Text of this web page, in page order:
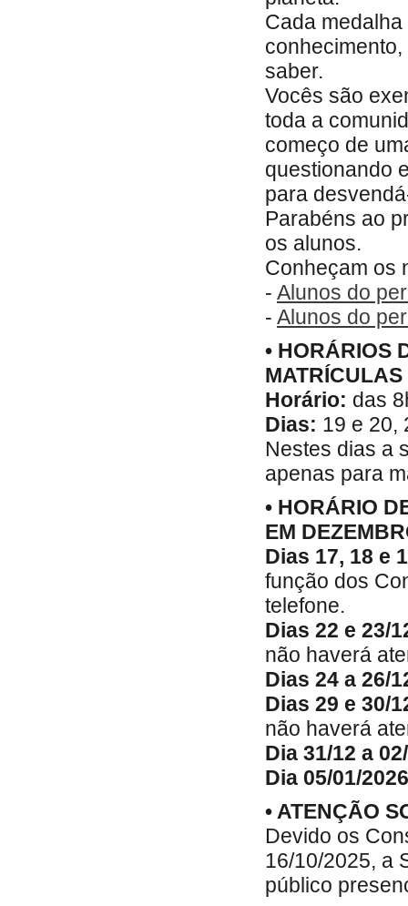
Cada
saber.
Vocês são
toda a
começo de
questionando
para
Parabéns ao
os alunos.
Conheçam os
- Alunos do
- Alunos do
• HORÁRIOS
MATRÍCULAS
Horário: das
Dias: 19 e 20,
Nestes dias a
apenas para
• HORÁRIO
EM
Dias 17, 18 e
função dos
telefone.
Dias 22 e 23/
não haverá
Dias 24 a 26/
Dias 29 e 30/
não haverá
Dia 31/12 a
Dia 05/01/
• ATENÇÃO
Devido os
16/10/2025, a
público